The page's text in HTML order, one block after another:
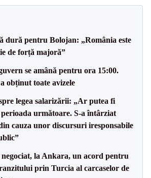
dură pentru Bolojan: „România este
de forță majoră”
se amână pentru ora 15:00.
obținut toate avizele
legea salarizării: „Ar putea fi
următoare. S-a întârziat
cauza unor discursuri iresponsabile
la Ankara, un acord pentru
prin Turcia al carcaselor de